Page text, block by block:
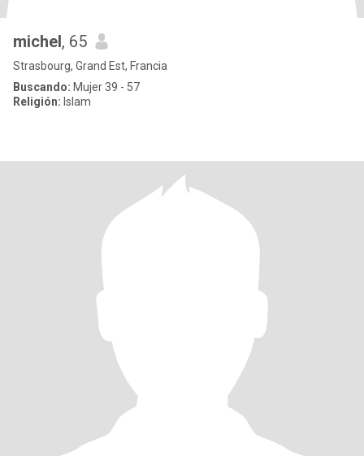
michel, 65
Strasbourg, Grand Est, Francia
Buscando: Mujer 39 - 57
Religión: Islam